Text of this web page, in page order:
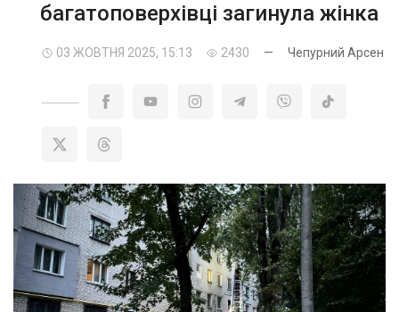
багатоповерхівці загинула жінка
03 ЖОВТНЯ 2025, 15:13 2430 — Чепурний Арсен